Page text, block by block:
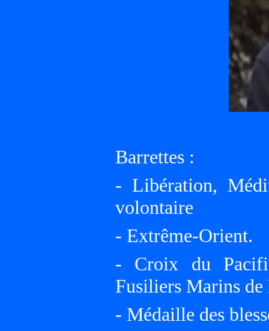
Barrettes :
- Libération,
volontaire
- Extrême-Orient.
- Croix du
Fusiliers Marins
- Médaille des